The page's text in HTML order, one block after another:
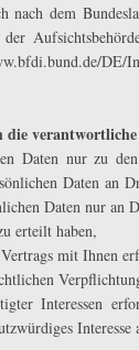
nach dem
DE/
die
Daten nur zu
Daten an
Daten nur an
erteilt haben,
mit Ihnen
Interessen